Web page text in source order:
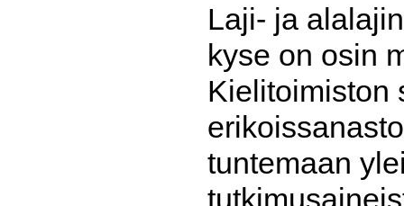
Laji- ja
kyse on osin
Kielitoimiston
tuntemaan